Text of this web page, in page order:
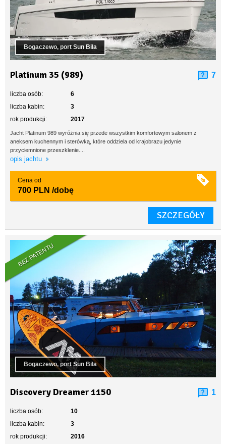
Bogaczewo, port Sun Bila
Platinum 35 (989) 7
liczba osób:
6
liczba kabin:
3
rok produkcji:
2017
Jacht Platinum 989 wyróżnia się przede wszystkim komfortowym salonem z
aneksem kuchennym i sterówką, które oddziela od krajobrazu jedynie
przyciemnione przeszklenie....
opis jachtu
Cena od
700 PLN /dobę
SZCZEGÓŁY
BEZ PATENTU
Bogaczewo, port Sun Bila
Discovery Dreamer 1150 1
liczba osób:
10
liczba kabin:
3
rok produkcji:
2016